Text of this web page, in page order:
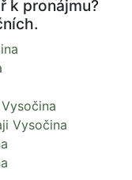
k pronájmu?
Vysočina